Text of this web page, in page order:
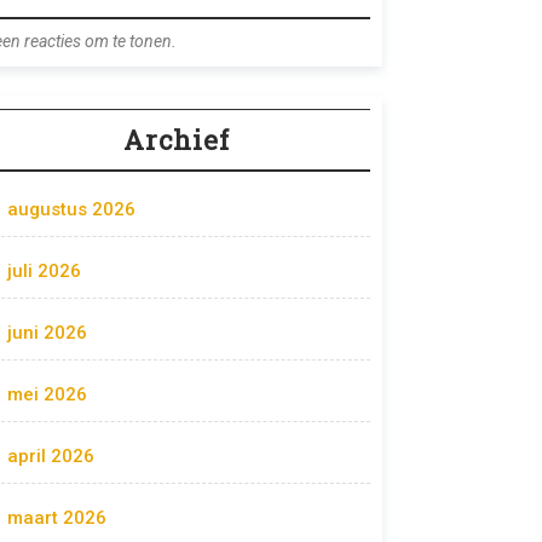
reacties om te tonen.
Archief
augustus 2026
juli 2026
juni 2026
mei 2026
april 2026
maart 2026